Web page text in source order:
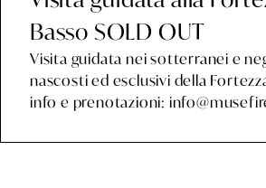
Basso SOLD OUT
Visita guidata nei sotterranei e
nascosti ed esclusivi della
info e prenotazioni: